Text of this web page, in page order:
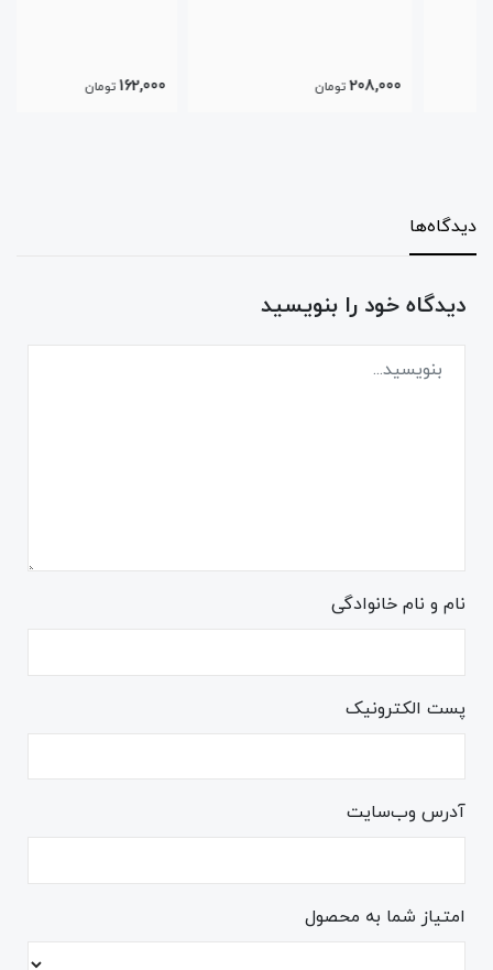
تومان تومان
دیدگاه‌ها
دیدگاه خود را بنویسید
نام و نام خانوادگی
پست الکترونیک
آدرس وب‌سایت
امتیاز شما به محصول